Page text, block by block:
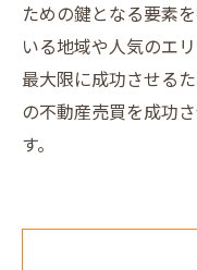
ための鍵となる要素
いる地域や人気のエ
最大限に成功させる
の不動産売買を成功
す。